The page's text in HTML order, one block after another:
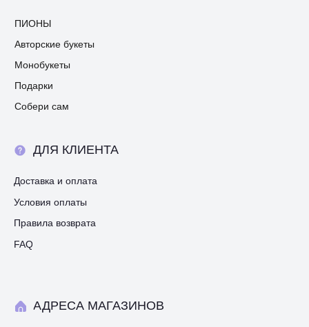
Собери сам
Подарки
Монобукеты
ПИОНЫ
Авторские букеты
Доставка и оплата
Условия оплаты
ДЛЯ КЛИЕНТА
FAQ
АДРЕСА МАГАЗИНОВ
Правила возврата